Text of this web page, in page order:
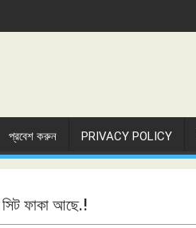
প্রবেশ করুন PRIVACY POLICY
ফাকা আছে.!